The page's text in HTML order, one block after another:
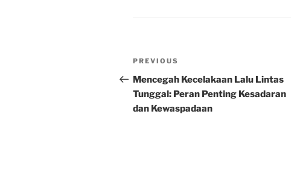
Post
navigation
Previous
Post
PREVIOUS
Mencegah Kecelakaan Lalu Lintas
Tunggal: Peran Penting Kesadaran
dan Kewaspadaan